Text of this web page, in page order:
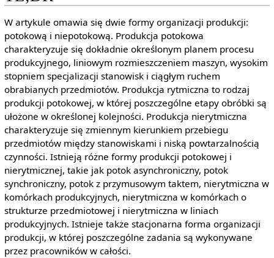
W artykule omawia się dwie formy organizacji produkcji:
potokową i niepotokową. Produkcja potokowa
charakteryzuje się dokładnie określonym planem procesu
produkcyjnego, liniowym rozmieszczeniem maszyn, wysokim
stopniem specjalizacji stanowisk i ciągłym ruchem
obrabianych przedmiotów. Produkcja rytmiczna to rodzaj
produkcji potokowej, w której poszczególne etapy obróbki są
ułożone w określonej kolejności. Produkcja nierytmiczna
charakteryzuje się zmiennym kierunkiem przebiegu
przedmiotów między stanowiskami i niską powtarzalnością
czynności. Istnieją różne formy produkcji potokowej i
nierytmicznej, takie jak potok asynchroniczny, potok
synchroniczny, potok z przymusowym taktem, nierytmiczna w
komórkach produkcyjnych, nierytmiczna w komórkach o
strukturze przedmiotowej i nierytmiczna w liniach
produkcyjnych. Istnieje także stacjonarna forma organizacji
produkcji, w której poszczególne zadania są wykonywane
przez pracowników w całości.